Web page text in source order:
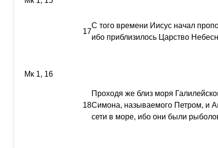
17
С того времени Иисус начал
ибо приблизилось Царство
Мк 1, 16
18
Проходя же близ моря
Симона, называемого Петром, и
сети в море, ибо они были